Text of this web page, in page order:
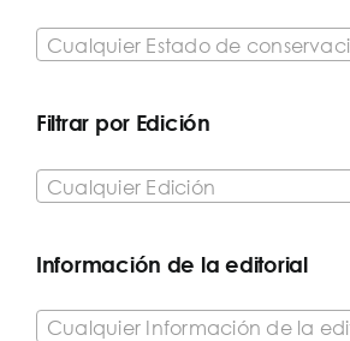
Filtrar por Edición
Cualquier Edición
Información de la editorial
Cualquier Información de la